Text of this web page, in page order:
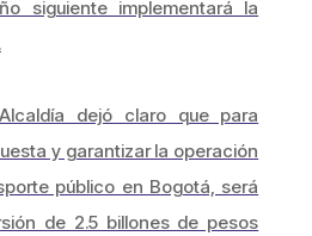
siguiente implementará la
dejó claro que para
y garantizar la operación
público en Bogotá, será
de 2.5 billones de pesos